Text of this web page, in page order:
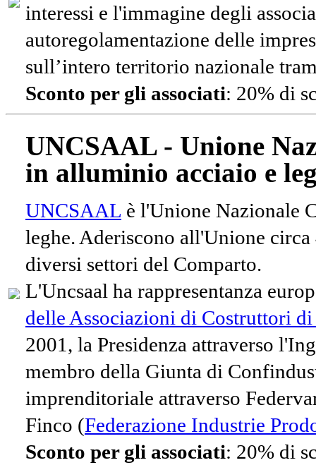
interessi e l'immagine degli
autoregolamentazione delle
sull’intero territorio nazionale
Sconto per gli associati: 20% di
UNCSAAL - Unione
in alluminio acciaio e
UNCSAAL è l'Unione Nazionale
leghe. Aderiscono all'Unione
diversi settori del Comparto.
L'Uncsaal ha rappresentanza
delle Associazioni di Costruttori
2001, la Presidenza attraverso
membro della Giunta di
imprenditoriale attraverso
Finco (Federazione Industrie
Sconto per gli associati: 20% di